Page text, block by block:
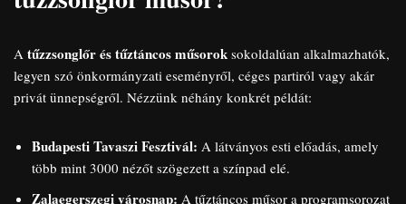
A tűzzsonglőr és tűztáncos műsorok sokoldalúan alkalmazhatók,
legyen szó önkormányzati eseményről, céges partiról vagy akár
privát ünnepségről. Nézzünk néhány konkrét példát:
Budapesti Tavaszi Fesztivál: A látványos esti előadás, amely
több mint 3000 nézőt szögezett a színpad elé.
Zalaegerszegi városnap: A tűztáncos műsor a programsorozat